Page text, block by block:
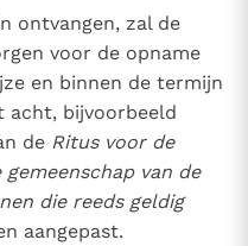
ontvangen, zal de
voor de opname
en binnen de termijn
acht, bijvoorbeeld
de Ritus voor de
van de
die reeds geldig
aangepast.